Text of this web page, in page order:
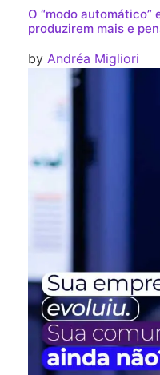
O “modo automático”
produzirem mais e
by Andréa Migliori